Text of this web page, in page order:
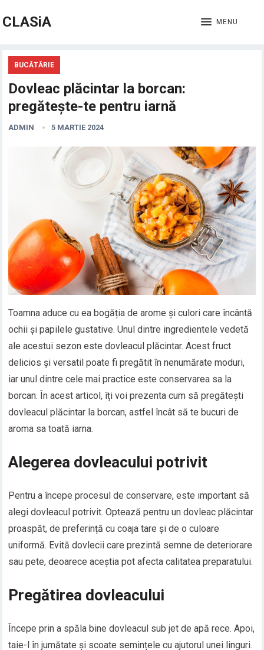
CLASiA MENU
BUCĂTĂRIE
Dovleac plăcintar la borcan:
pregătește-te pentru iarnă
ADMIN 5 MARTIE 2024
Toamna aduce cu ea bogăția de arome și culori care încântă
ochii și papilele gustative. Unul dintre ingredientele vedetă
ale acestui sezon este dovleacul plăcintar. Acest fruct
delicios și versatil poate fi pregătit în nenumărate moduri,
iar unul dintre cele mai practice este conservarea sa la
borcan. În acest articol, îți voi prezenta cum să pregătești
dovleacul plăcintar la borcan, astfel încât să te bucuri de
aroma sa toată iarna.
Alegerea dovleacului potrivit
Pentru a începe procesul de conservare, este important să
alegi dovleacul potrivit. Optează pentru un dovleac plăcintar
proaspăt, de preferință cu coaja tare și de o culoare
uniformă. Evită dovlecii care prezintă semne de deteriorare
sau pete, deoarece aceștia pot afecta calitatea preparatului.
Pregătirea dovleacului
Începe prin a spăla bine dovleacul sub jet de apă rece. Apoi,
taie-l în jumătate și scoate semințele cu ajutorul unei linguri.